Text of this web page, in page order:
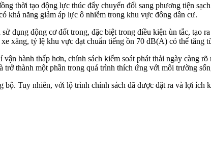
thời tạo động lực thúc đẩy chuyển đổi sang phương tiện
khả năng giảm áp lực ô nhiễm trong khu vực đông dân cư.
dụng động cơ đốt trong, đặc biệt trong điều kiện ùn tắc, tạo
xăng, tỷ lệ khu vực đạt chuẩn tiếng ồn 70 dB(A) có thể tăng
hành thấp hơn, chính sách kiểm soát phát thải ngày càng
thành một phần trong quá trình thích ứng với môi trường
Tuy nhiên, với lộ trình chính sách đã được đặt ra và lợi ích